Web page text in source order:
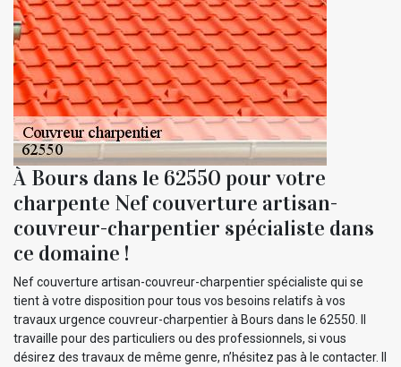
À Bours dans le 62550 pour votre
charpente Nef couverture artisan-
couvreur-charpentier spécialiste dans
ce domaine !
Nef couverture artisan-couvreur-charpentier spécialiste qui se
tient à votre disposition pour tous vos besoins relatifs à vos
travaux urgence couvreur-charpentier à Bours dans le 62550. Il
travaille pour des particuliers ou des professionnels, si vous
désirez des travaux de même genre, n’hésitez pas à le contacter. Il